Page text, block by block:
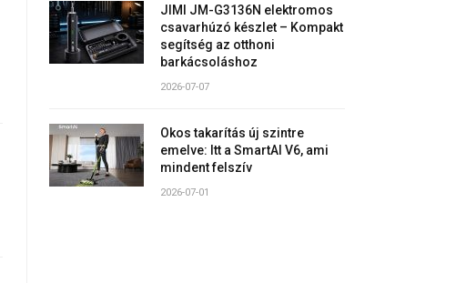
JIMI JM-G3136N elektromos
csavarhúzó készlet – Kompakt
segítség az otthoni
barkácsoláshoz
2026-07-07
Okos takarítás új szintre
emelve: Itt a SmartAI V6, ami
mindent felszív
2026-07-01